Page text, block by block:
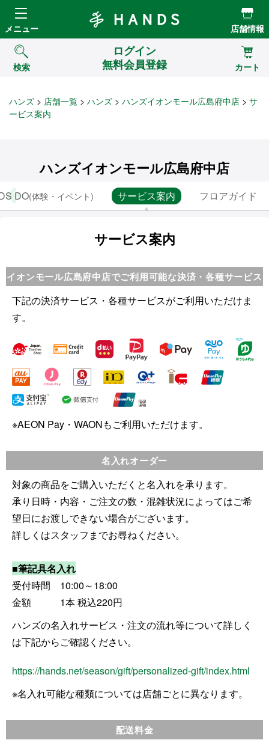
Hands ハンズ
メニュー 店舗情報
検索
ログイン
無料会員登録
カート
ハンズ 店舗一覧 ハンズ ハンズイオンモール広島府中店
サ
ービス案内
ハンズイオンモール広島府中店
DO(体験・イベント) サービス案内 フロアガイド
サービス案内
イオンモール広島府中店でご利用可能な決済・各種サービス
下記の決済サービス・各種サービスがご利用いただけま
す。
※AEON Pay・WAONもご利用いただけます。
名入れオーダー
対象の商品をご購入いただくと名入れを承ります。
承り日時・内容・ご注文の数・混雑状況によってはご希
望日にお渡しできない場合がございます。
詳しくはスタッフまでお尋ねください。
■筆記具名入れ
受付時間 10:00～18:00
金額 1本 税込220円
ハンズの名入れサービス・注文の流れ等について詳しく
は下記からご確認ください。
https://hands.net/season/gift/personalized-gift/index.html
※名入れ可能な種類については店舗ごとに異なります。
配送料金